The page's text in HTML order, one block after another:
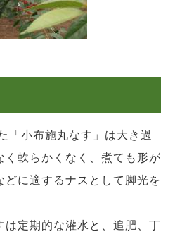
「小布施丸なす」は大き過
く軟らかくなく、煮ても形が
どに適するナスとして脚光を
定期的な灌水と、追肥、丁